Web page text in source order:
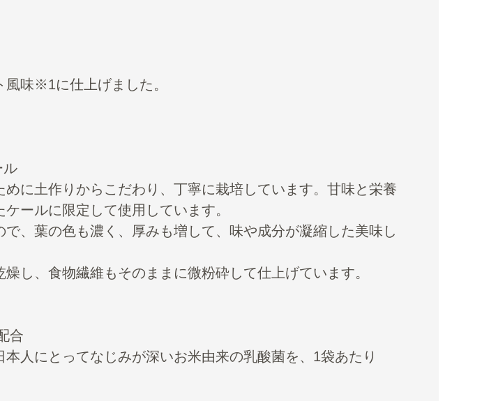
味※1に仕上げました。
めに土作りからこだわり、丁寧に栽培しています。甘味と栄養
ールに限定して使用しています。
、葉の色も濃く、厚みも増して、味や成分が凝縮した美味し
し、食物繊維もそのままに微粉砕して仕上げています。
合
人にとってなじみが深いお米由来の乳酸菌を、1袋あたり